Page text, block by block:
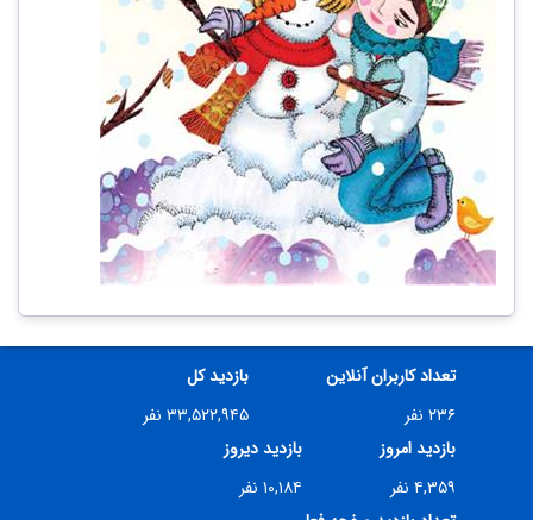
تعداد کاربران آنلاین
۲۳۶ نفر
بازدید کل
۳۳,۵۲۲,۹۴۵ نفر
بازدید امروز
۴,۳۵۹ نفر
بازدید دیروز
۱۰,۱۸۴ نفر